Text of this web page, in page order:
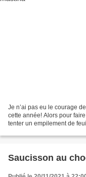
Je n’ai pas eu le courage
cette année! Alors pour
tenter un empilement de
Saucisson au